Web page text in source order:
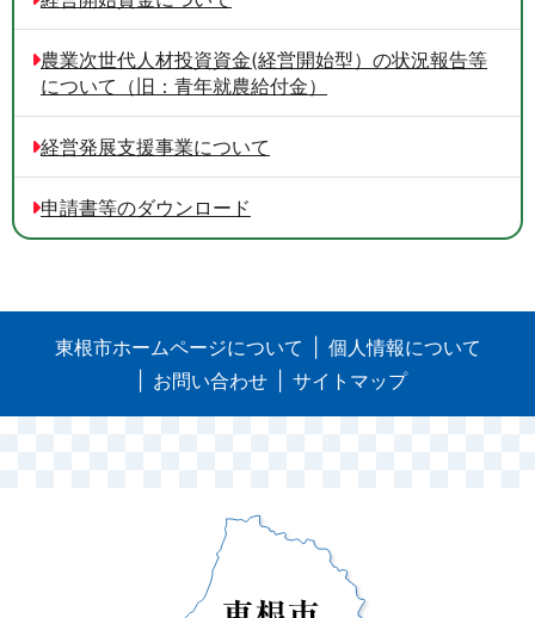
農業次世代人材投資資金(経営開始型）の状況報告等
について（旧：青年就農給付金）
経営発展支援事業について
申請書等のダウンロード
東根市ホームページについて
個人情報について
お問い合わせ
サイトマップ